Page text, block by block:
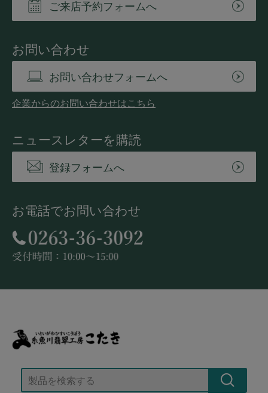
ご来店予約フォームへ
お問い合わせ
お問い合わせフォームへ
企業からのお問い合わせはこちら
ニュースレターを購読
登録フォームへ
お電話でお問い合わせ